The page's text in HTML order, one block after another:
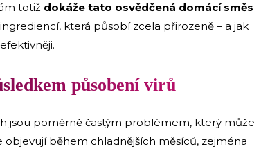
totiž dokáže tato osvědčená domácí směs
která působí zcela přirozeně – a jak
působení virů
jsou poměrně častým problémem, který může
během chladnějších měsíců, zejména